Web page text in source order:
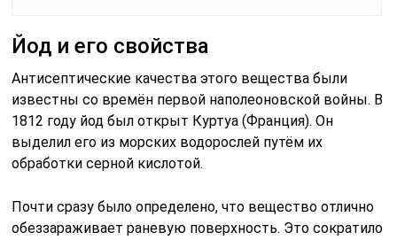
Йод и его свойства
Антисептические качества этого вещества были
известны со времён первой наполеоновской войны. В
1812 году йод был открыт Куртуа (Франция). Он
выделил его из морских водорослей путём их
обработки серной кислотой.
Почти сразу было определено, что вещество отлично
обеззараживает раневую поверхность. Это сократило